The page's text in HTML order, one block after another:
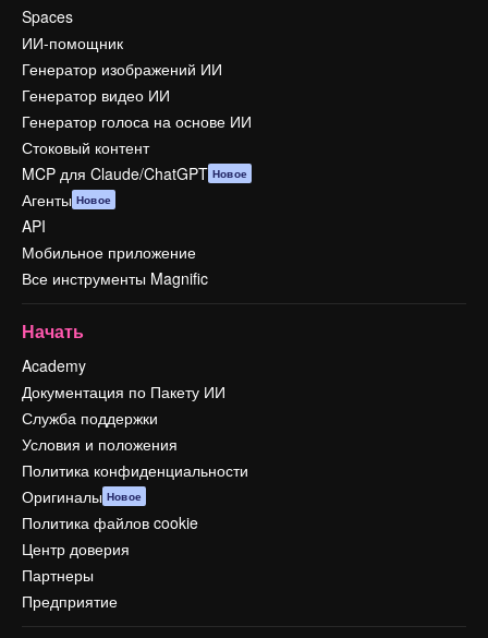
Spaces
ИИ-помощник
Генератор изображений ИИ
Генератор видео ИИ
Генератор голоса на основе ИИ
Стоковый контент
MCP для Claude/ChatGPT Новое
Агенты Новое
API
Мобильное приложение
Все инструменты Magnific
Начать
Academy
Документация по Пакету ИИ
Служба поддержки
Условия и положения
Политика конфиденциальности
Оригиналы Новое
Политика файлов cookie
Центр доверия
Партнеры
Предприятие